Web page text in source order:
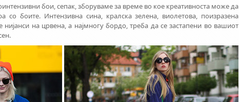
бои, сепак, зборуваме за време во кое креативноста може да
со боите. Интензивна сина, кралска зелена, виолетова, поизразена
нијанси на црвена, а најмногу бордо, треба да се застапени во вашиот